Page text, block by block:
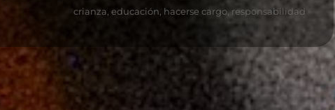
Etiquetas
crianza, educación hacerse cargo,responsabilidad